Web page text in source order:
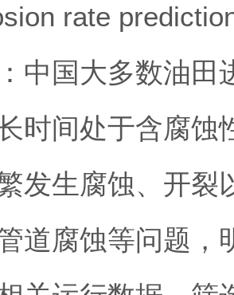
rate
中国大多数油田
时间处于含腐蚀
发生腐蚀、开裂
道腐蚀等问题，